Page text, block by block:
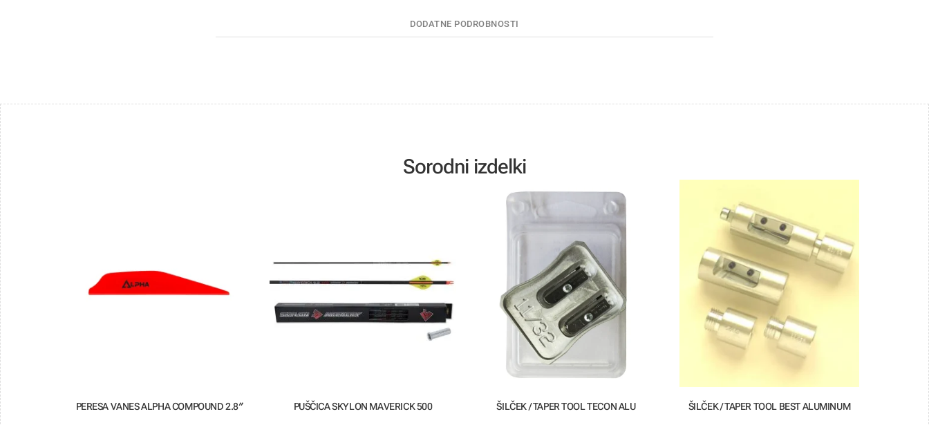
DODATNE PODROBNOSTI
Sorodni izdelki
PERESA VANES ALPHA COMPOUND 2.8″ PUŠČICA SKYLON MAVERICK 500 ŠILČEK / TAPER TOOL TECON ALU ŠILČEK / TAPER TOOL BEST ALUMINUM